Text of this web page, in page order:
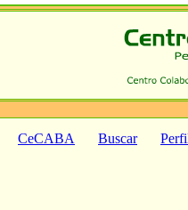
CeCABA Buscar